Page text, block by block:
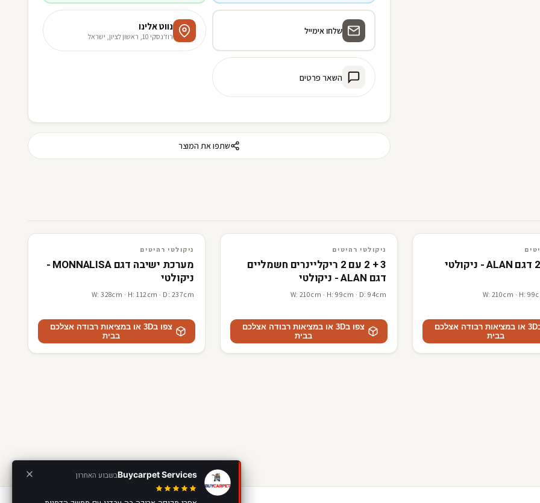
שלחו אימייל נווט אלינו
רוז'נסקי 10, ראשון לציון, ישראל
השאר פרטים
שתפו את המוצר
W: 210cm · H:
צפו ב3D או במציאות רבודה אצלכם
בבית
3D · AR
ניקולטי רהיטים
ניקולטי רהיטים
3 + 2 עם 2 ריקליינרים חשמליים
דגם ALAN - ניקולטי
W: 210cm · H: 99cm · D: 94cm
צפו ב3D או במציאות רבודה אצלכם
בבית
3D · AR
ניקולטי רהיטים
ניקולטי רהיטים
מערכת ישיבה דגם MONNALISA -
ניקולטי
W: 328cm · H: 112cm · D: 237cm
צפו ב3D או במציאות רבודה אצלכם
בבית
Buycarpet Servicesבשבוע האחרון